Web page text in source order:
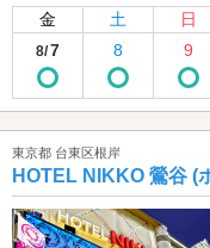
金 土 日
8/7 8 9
東京都 台東区根岸
HOTEL NIKKO 鶯谷 (